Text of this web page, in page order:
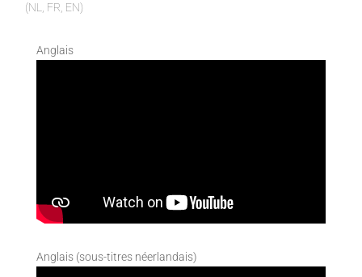
(NL, FR, EN)
Anglais
Anglais (sous-titres néerlandais)